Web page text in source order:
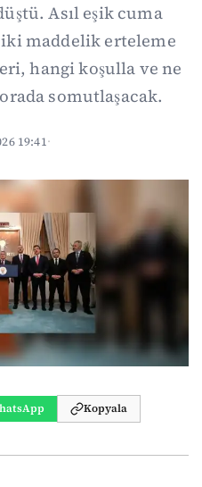
Asıl eşik cuma
maddelik erteleme
hangi koşulla ve ne
somutlaşacak.
19:41·
Kopyala